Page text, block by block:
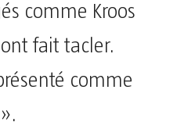
comme Kroos
fait tacler.
comme